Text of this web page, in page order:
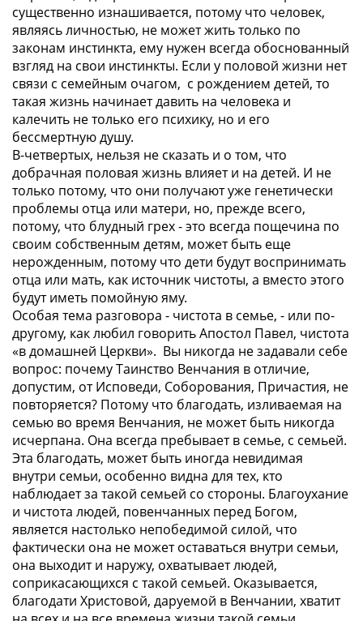
существенно изнашивается, потому что человек,
являясь личностью, не может жить только по
законам инстинкта, ему нужен всегда обоснованный
взгляд на свои инстинкты. Если у половой жизни нет
связи с семейным очагом, с рождением детей, то
такая жизнь начинает давить на человека и
калечить не только его психику, но и его
бессмертную душу.
В-четвертых, нельзя не сказать и о том, что
добрачная половая жизнь влияет и на детей. И не
только потому, что они получают уже генетически
проблемы отца или матери, но, прежде всего,
потому, что блудный грех - это всегда пощечина по
своим собственным детям, может быть еще
нерожденным, потому что дети будут воспринимать
отца или мать, как источник чистоты, а вместо этого
будут иметь помойную яму.
Особая тема разговора - чистота в семье, - или по-
другому, как любил говорить Апостол Павел, чистота
«в домашней Церкви». Вы никогда не задавали себе
вопрос: почему Таинство Венчания в отличие,
допустим, от Исповеди, Соборования, Причастия, не
повторяется? Потому что благодать, изливаемая на
семью во время Венчания, не может быть никогда
исчерпана. Она всегда пребывает в семье, с семьей.
Эта благодать, может быть иногда невидимая
внутри семьи, особенно видна для тех, кто
наблюдает за такой семьей со стороны. Благоухание
и чистота людей, повенчанных перед Богом,
является настолько непобедимой силой, что
фактически она не может оставаться внутри семьи,
она выходит и наружу, охватывает людей,
соприкасающихся с такой семьей. Оказывается,
благодати Христовой, даруемой в Венчании, хватит